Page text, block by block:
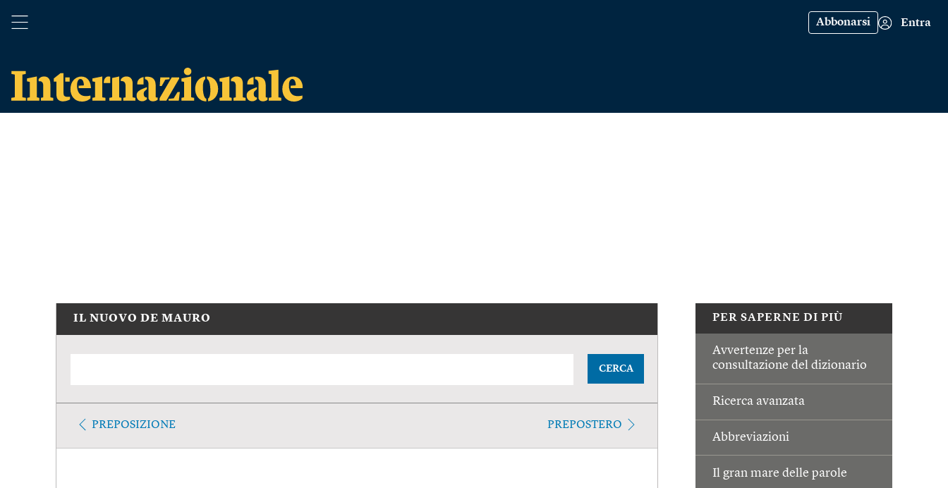
Abbonarsi Entra
PER SAPERNE DI PIÙ
Avvertenze per la
consultazione del dizionario
Ricerca avanzata
Abbreviazioni
Il gran mare delle parole
IL NUOVO DE MAURO
CERCA
PREPOSIZIONE PREPOSTERO